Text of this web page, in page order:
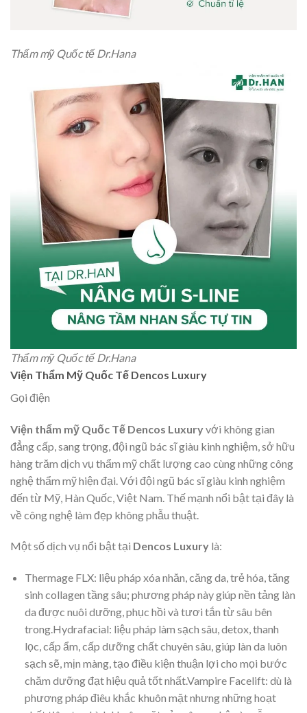
Thẩm mỹ Quốc tế Dr.Hana
Thẩm mỹ Quốc tế Dr.Hana
Viện Thẩm Mỹ Quốc Tế Dencos Luxury
Gọi điện
Viện thẩm mỹ Quốc Tế Dencos Luxuryvới không gian
đẳng cấp, sang trọng, đội ngũ bác sĩ giàu kinh nghiệm, sở hữu
hàng trăm dịch vụ thẩm mỹ chất lượng cao cùng những công
nghệ thẩm mỹ hiện đại. Với đội ngũ bác sĩ giàu kinh nghiệm
đến từ Mỹ, Hàn Quốc, Việt Nam. Thế mạnh nổi bật tại đây là
về công nghệ làm đẹp không phẫu thuật.
Một số dịch vụ nổi bật tại Dencos Luxury là:
Thermage FLX: liệu pháp xóa nhăn, căng da, trẻ hóa, tăng
sinh collagen tầng sâu; phương pháp này giúp nền tảng làn
da được nuôi dưỡng, phục hồi và tươi tắn từ sâu bên
trong.Hydrafacial: liệu pháp làm sạch sâu, detox, thanh
lọc, cấp ẩm, cấp dưỡng chất chuyên sâu, giúp làn da luôn
sạch sẽ, mịn màng, tạo điều kiện thuận lợi cho mọi bước
chăm dưỡng đạt hiệu quả tốt nhất.Vampire Facelift: dù là
phương pháp điêu khắc khuôn mặt nhưng những hoạt